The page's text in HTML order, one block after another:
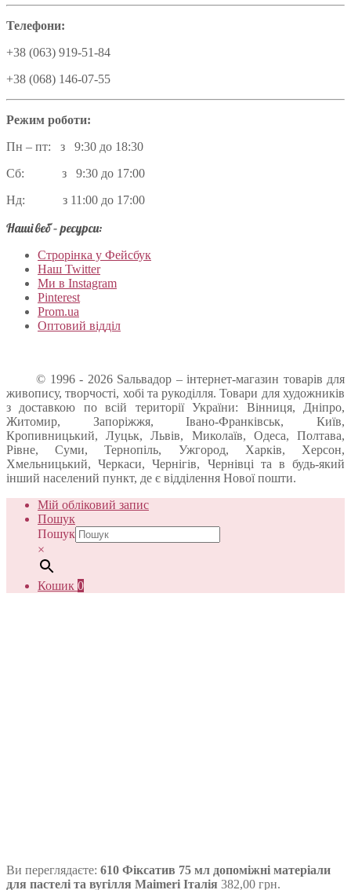
Телефони:
+38 (063) 919-51-84
+38 (068) 146-07-55
Режим роботи:
Пн – пт: з 9:30 до 18:30
Сб: з 9:30 до 17:00
Нд: з 11:00 до 17:00
Наші веб – ресурси:
Строрінка у Фейсбук
Наш Twitter
Ми в Instagram
Pinterest
Prom.ua
Оптовий відділ
© 1996 - 2026 Sальвадор – інтернет-магазин товарів для
живопису, творчості, хобі та рукоділля. Товари для художників
з доставкою по всій території України: Вінниця, Дніпро,
Житомир, Запоріжжя, Івано-Франківськ, Київ,
Кропивницький, Луцьк, Львів, Миколаїв, Одеса, Полтава,
Рівне, Суми, Тернопіль, Ужгород, Харків, Херсон,
Хмельницький, Черкаси, Чернігів, Чернівці та в будь-який
інший населений пункт, де є відділення Нової пошти.
Мій обліковий запис
Пошук
Пошук
×
Кошик 0
Ви переглядаєте: 610 Фіксатив 75 мл допоміжні матеріали
для пастелі та вугілля Maimeri Італія 382,00 грн.